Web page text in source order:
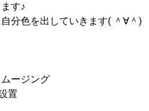
す♪
分色を出していきます( ＾∀＾)
ージング
置